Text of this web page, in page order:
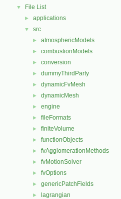
▼ File List
► applications
▼ src
► atmosphericModels
► combustionModels
► conversion
► dummyThirdParty
► dynamicFvMesh
► dynamicMesh
► engine
► fileFormats
► finiteVolume
► functionObjects
► fvAgglomerationMethods
► fvMotionSolver
► fvOptions
► genericPatchFields
► lagrangian